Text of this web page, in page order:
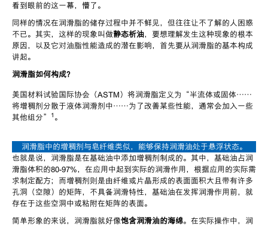
看到眼前的这一幕，懵了。
同样的情况在润滑脂的储存过程中并不鲜见，但往往让不了解的人困惑
不已。其实，这样的现象叫做静态析油，要想理解发生这种现象的根本
原因，以及它对油脂性能造成的潜在影响，首先要从润滑脂的基本构成
讲起。
润滑脂如何构成？
美国材料试验国际协会（ASTM ）将润滑脂定义为 “半流体或固体……
将增稠剂分散于液体润滑剂中……为了改善某些性能，通常会加入一些
其他组分” 1 。
润滑脂中的增稠剂与皂纤维类似，能够保持润滑油处于悬浮状态。
也就是说，润滑脂是在基础油中添加增稠剂制成的。其中，基础油占润
滑脂体积的80-97%，在应用中起到实际的润滑作用，根据应用的实际需
求制定配方；而增稠剂则是由纤维或片晶形成的表面面积大且带有许多
孔洞（空隙）的矩阵，不具备润滑特性，基础油在发挥润滑作用前，就
存在于这些空洞中或粘附在矩阵的表面。
简单形象的来说，润滑脂就好像饱含润滑油的海绵。在实际操作中，润